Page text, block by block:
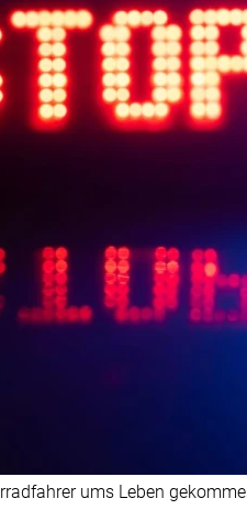
ums Leben